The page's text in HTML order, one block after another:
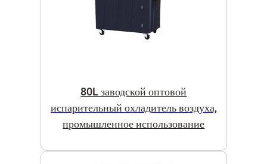
80L заводской оптовой
испарительный охладитель воздуха,
промышленное использование